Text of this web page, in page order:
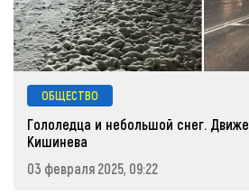
ОБЩЕСТВО
Гололедца и небольшой снег.
Кишинева
03 февраля 2025, 09:22